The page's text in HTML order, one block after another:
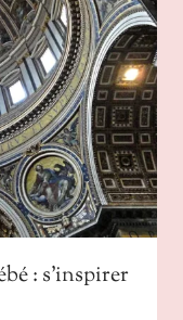
: s’inspirer